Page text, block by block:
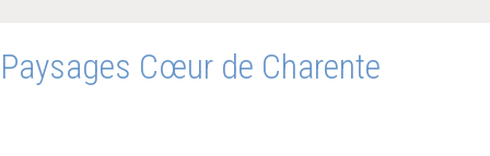
Paysages Cœur de Charente